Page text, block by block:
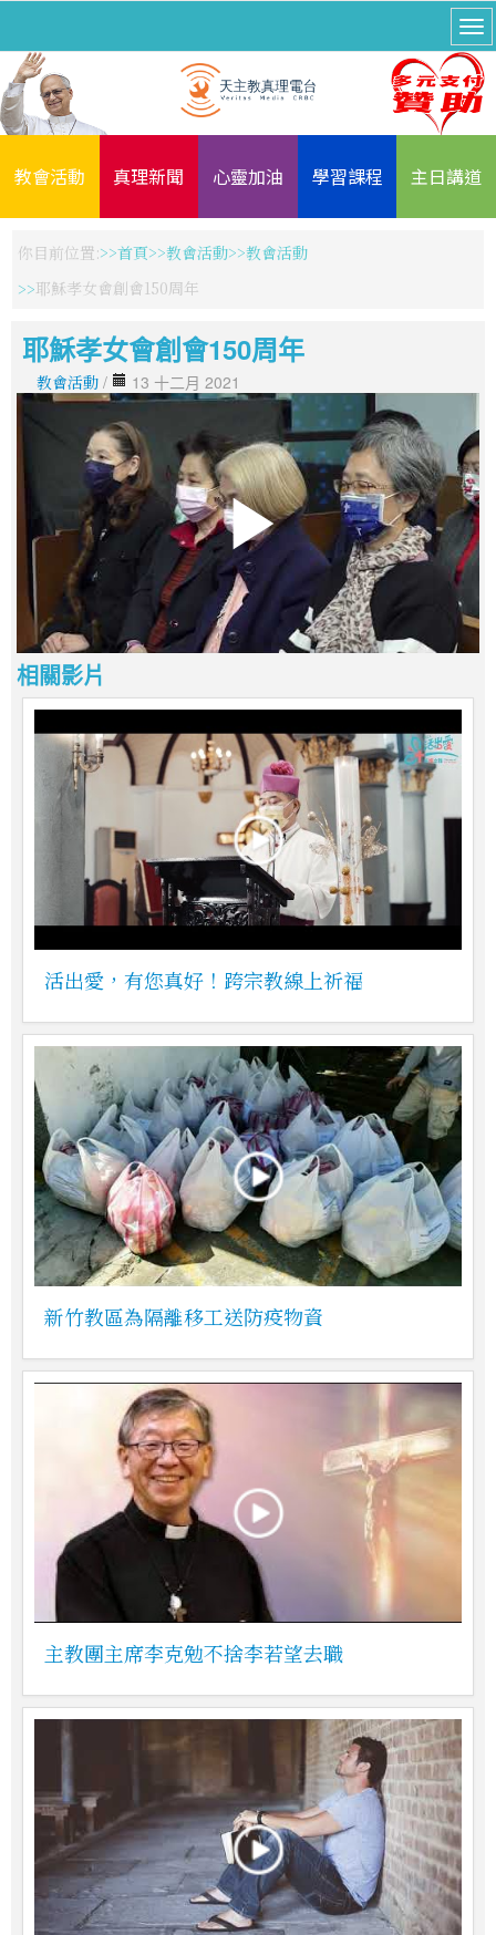
教會活動 真理新聞 心靈加油 學習課程 主日講道
你目前位置: 首頁 教會活動
教會活動
耶穌孝女會創會150周年
耶穌孝女會創會150周年
教會活動 / 13 十二月 2021
相關影片
活出愛，有您真好！跨宗教線上祈福
新竹教區為隔離移工送防疫物資
主教團主席李克勉不捨李若望去職